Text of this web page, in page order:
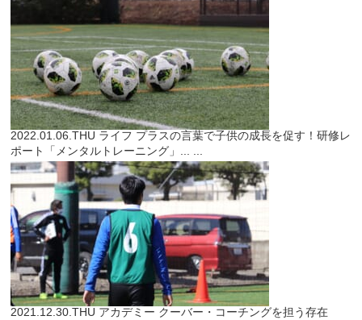
2022.01.06.THU ライフ プラスの言葉で子供の成長を促す！研修レ
ポート「メンタルトレーニング」... ...
2021.12.30.THU アカデミー クーバー・コーチングを担う存在